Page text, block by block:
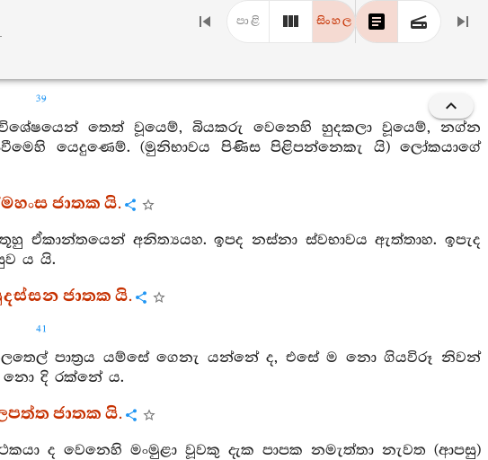
පාළි සිංහල
39
විශේෂයෙන් තෙත් වූයෙම්, බියකරු වෙනෙහි හුදකලා වූයෙම්, නග්න
යෙදුණෙම්. (මුනිභාවය පිණිස පිළිපන්නෙකැ යි) ලෝකයාගේ
ජාතක යි.
ඒකාන්තයෙන් අනිත්‍යයහ. ඉපද නස්නා ස්වභාවය ඇත්තාහ. ඉපැද
ය යි.
ජාතක යි.
41
පාත්‍රය යම්සේ ගෙනැ යන්නේ ද, එසේ ම නො ගියවිරූ නිවන්
නො දි රක්නේ ය.
ජාතක යි.
ද වෙනෙහි මංමුළා වූවකු දැක පාපක නමැත්තා නැවත (ආපසු)